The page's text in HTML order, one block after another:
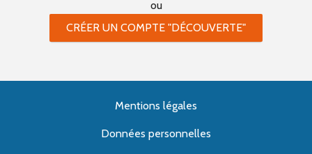
ou
CRÉER UN COMPTE "DÉCOUVERTE"
Mentions légales
Données personnelles